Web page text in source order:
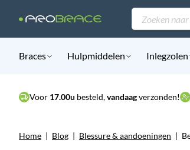
Producten
zoeken
Braces Hulpmiddelen Inlegzolen
Voor 17.00u besteld,vandaagverzonden!
Home | Blog | Blessure & aandoeningen |